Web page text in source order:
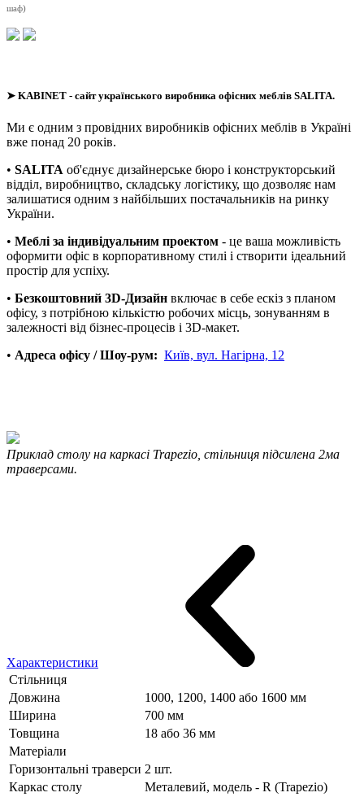
шаф)
➤ KABINET - сайт українського виробника офісних меблів SALITA.
Ми є одним з провідних виробників офісних меблів в Україні
вже понад 20 років.
• SALITA об'єднує дизайнерське бюро і конструкторський
відділ, виробництво, складську логістику, що дозволяє нам
залишатися одним з найбільших постачальників на ринку
України.
• Меблі за індивідуальним проектом - це ваша можливість
оформити офіс в корпоративному стилі і створити ідеальний
простір для успіху.
• Безкоштовний 3D-Дизайн включає в себе ескіз з планом
офісу, з потрібною кількістю робочих місць, зонуванням в
залежності від бізнес-процесів і 3D-макет.
• Адреса офісу / Шоу-рум: Київ, вул. Нагірна, 12
Приклад столу на каркасі Trapezio, стільниця підсилена 2ма
траверсами.
Характеристики
Стільниця
Довжина
1000, 1200, 1400 або 1600 мм
Ширина
700 мм
Товщина
18 або 36 мм
Матеріали
Горизонтальні траверси 2 шт.
Каркас столу
Металевий, модель - R (Trapezio)